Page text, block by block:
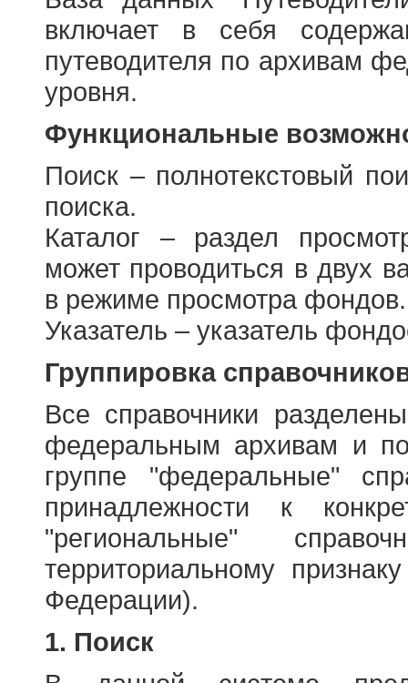
включает в себя
путеводителя по архивам
уровня.
Функциональные
Поиск – полнотекстовый
поиска.
Каталог – раздел
может проводиться в двух
в режиме просмотра фондов.
Указатель – указатель
Группировка
Все справочники
федеральным архивам и
группе "федеральные"
принадлежности к
"региональные"
территориальному
Федерации).
1. Поиск